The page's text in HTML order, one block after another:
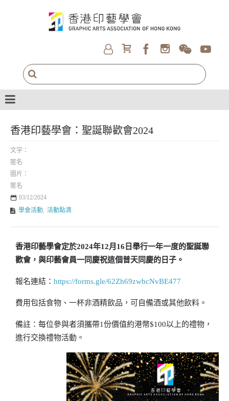
香港印藝學會：聖誕聯歡會2024
文字：
匿名
圖片：
匿名
03/12/2024
學會活動, 活動點滴
香港印藝學會定於2024年12月16日舉行一年一度的聖誕聯
歡會，與印藝會員一同慶祝這個普天同慶的日子。
報名連結： https://forms.gle/62Zh69zwbcNvBE477
費用包括食物、一杯非酒精飲品，可自備酒或其他飲料。
備註：每位參與者須攜帶1份價值約港幣$100以上的禮物，
進行交換禮物活動。